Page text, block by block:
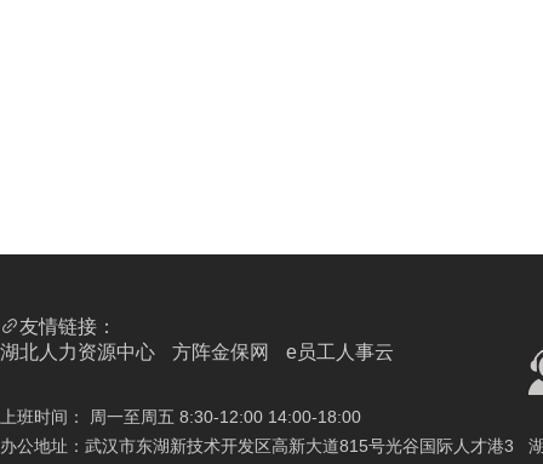
友情链接：
湖北人力资源中心
方阵金保网 e员工人事云
上班时间： 周一至周五 8:30-12:00 14:00-18:00
办公地址：武汉市东湖新技术开发区高新大道815号光谷国际人才港3